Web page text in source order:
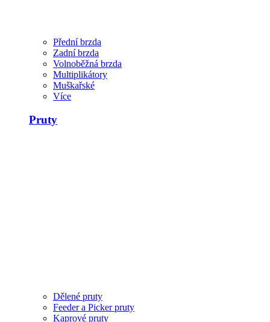
Přední brzda
Zadní brzda
Volnoběžná brzda
Multiplikátory
Muškařské
Více
Pruty
Dělené pruty
Feeder a Picker pruty
Kaprové pruty